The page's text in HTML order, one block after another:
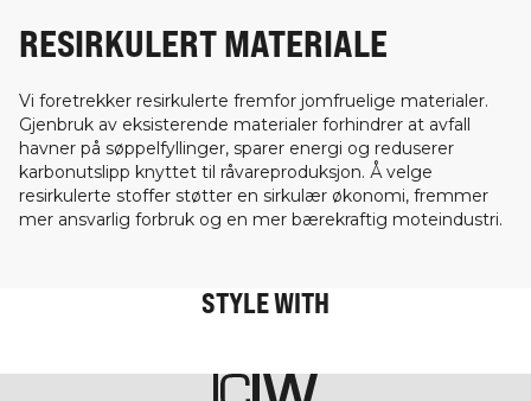
RESIRKULERT MATERIALE
Vi foretrekker resirkulerte fremfor jomfruelige materialer.
Gjenbruk av eksisterende materialer forhindrer at avfall
havner på søppelfyllinger, sparer energi og reduserer
karbonutslipp knyttet til råvareproduksjon. Å velge
resirkulerte stoffer støtter en sirkulær økonomi, fremmer
mer ansvarlig forbruk og en mer bærekraftig moteindustri.
STYLE WITH